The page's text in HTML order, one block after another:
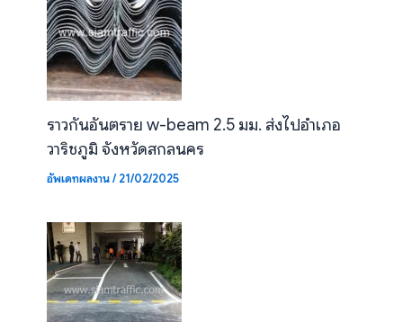
ราวกันอันตราย w-beam 2.5 มม. ส่งไปอำเภอ
วาริชภูมิ จังหวัดสกลนคร
อัพเดทผลงาน/21/02/2025